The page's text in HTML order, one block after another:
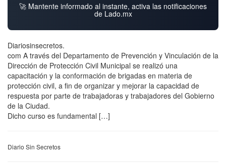
🚀 Mantente informado al instante, activa las notificaciones
de Lado.mx
Diariosinsecretos.
com A través del Departamento de Prevención y Vinculación de la
Dirección de Protección Civil Municipal se realizó una
capacitación y la conformación de brigadas en materia de
protección civil, a fin de organizar y mejorar la capacidad de
respuesta por parte de trabajadoras y trabajadores del Gobierno
de la Ciudad.
Dicho curso es fundamental […]
Diario Sin Secretos